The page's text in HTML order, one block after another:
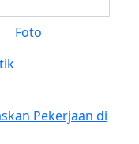
Foto
Pekerjaan di